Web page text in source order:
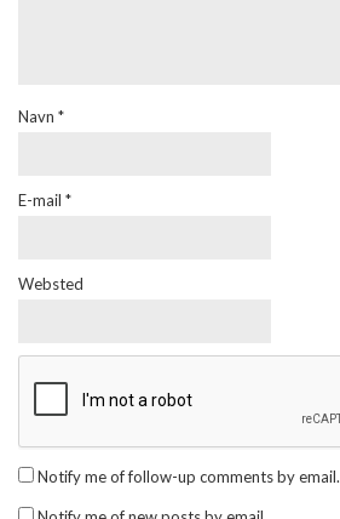
Navn *
E-mail *
Websted
Notify me of follow-up comments by email.